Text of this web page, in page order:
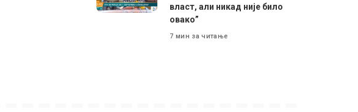
власт, али никад није било
овако”
7 мин за читање